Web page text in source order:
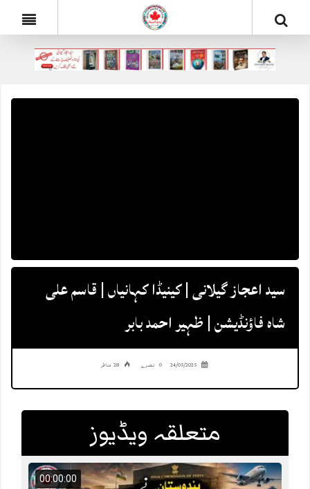
سید اعجاز گیلانی | کینیڈا کہانیاں | قاسم علی
شاہ فاؤنڈیشن | ظہیر احمد بابر
24/05/2025 0 تبصرے 28 مناظر
متعلقہ ویڈیوز
00:00:00